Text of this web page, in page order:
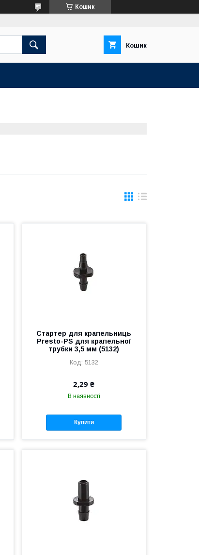
Кошик
Кошик
Стартер для крапельниць
Presto-PS для крапельної
трубки 3,5 мм (5132)
5132
2,29 ₴
В наявності
Купити